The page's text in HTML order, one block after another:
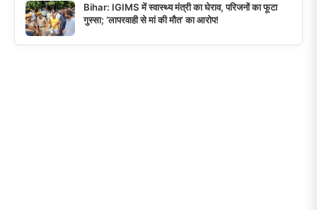
Bihar: IGIMS में स्वास्थ्य मंत्री का घेराव, परिजनों का फूटा
गुस्सा; ‘लापरवाही से मां की मौत’ का आरोप!